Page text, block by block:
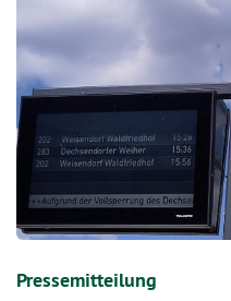
Pressemitteilung